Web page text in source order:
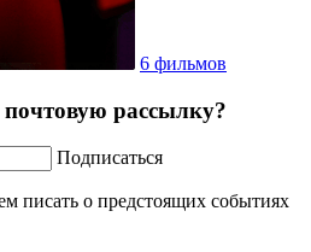
6 фильмов
рассылку?
Подписаться
писать о предстоящих событиях